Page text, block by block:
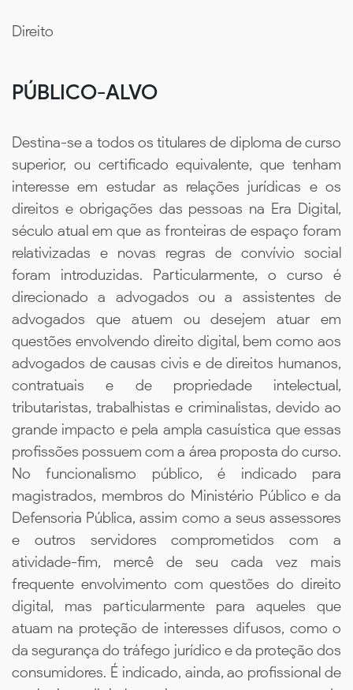
Direito
PÚBLICO-ALVO
Destina-se a todos os titulares de diploma de curso
superior, ou certificado equivalente, que tenham
interesse em estudar as relações jurídicas e os
direitos e obrigações das pessoas na Era Digital,
século atual em que as fronteiras de espaço foram
relativizadas e novas regras de convívio social
foram introduzidas. Particularmente, o curso é
direcionado a advogados ou a assistentes de
advogados que atuem ou desejem atuar em
questões envolvendo direito digital, bem como aos
advogados de causas civis e de direitos humanos,
contratuais e de propriedade intelectual,
tributaristas, trabalhistas e criminalistas, devido ao
grande impacto e pela ampla casuística que essas
profissões possuem com a área proposta do curso.
No funcionalismo público, é indicado para
magistrados, membros do Ministério Público e da
Defensoria Pública, assim como a seus assessores
e outros servidores comprometidos com a
atividade-fim, mercê de seu cada vez mais
frequente envolvimento com questões do direito
digital, mas particularmente para aqueles que
atuam na proteção de interesses difusos, como o
da segurança do tráfego jurídico e da proteção dos
consumidores. É indicado, ainda, ao profissional de